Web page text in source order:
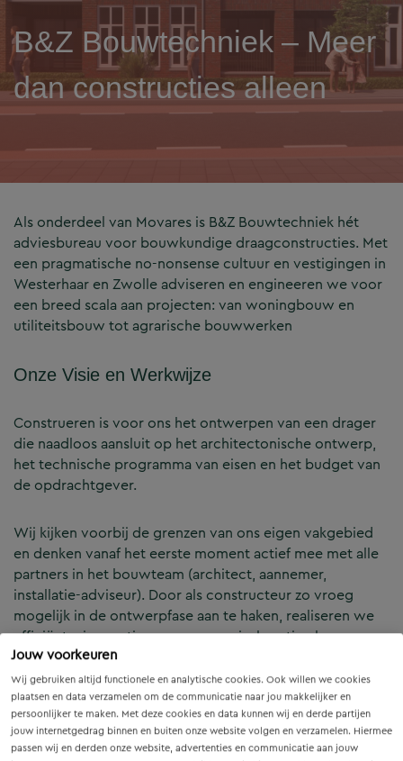
Jouw voorkeuren
Wij gebruiken altijd functionele en analytische cookies. Ook willen we cookies
plaatsen en data verzamelen om de communicatie naar jou makkelijker en
persoonlijker te maken. Met deze cookies en data kunnen wij en derde partijen
jouw internetgedrag binnen en buiten onze website volgen en verzamelen. Hiermee
passen wij en derden onze website, advertenties en communicatie aan jouw
B&Z Bouwtechniek – Meer
dan constructies alleen
Als onderdeel van Movares is B&Z Bouwtechniek hét
adviesbureau voor bouwkundige draagconstructies. Met
een pragmatische no-nonsense cultuur en vestigingen in
Westerhaar en Zwolle adviseren en engineeren we voor
een breed scala aan projecten: van woningbouw en
utiliteitsbouw tot agrarische bouwwerken
Onze Visie en Werkwijze
Construeren is voor ons het ontwerpen van een drager
die naadloos aansluit op het architectonische ontwerp,
het technische programma van eisen en het budget van
de opdrachtgever.
Wij kijken voorbij de grenzen van ons eigen vakgebied
en denken vanaf het eerste moment actief mee met alle
partners in het bouwteam (architect, aannemer,
installatie-adviseur). Door als constructeur zo vroeg
mogelijk in de ontwerpfase aan te haken, realiseren we
efficiënte, innovatieve en economisch optimale
constructies — voor zowel nieuwbouw als renovatie.
Onze Expertises en Activiteiten
B&Z Bouwtechniek verzorgt het volledige constructieve